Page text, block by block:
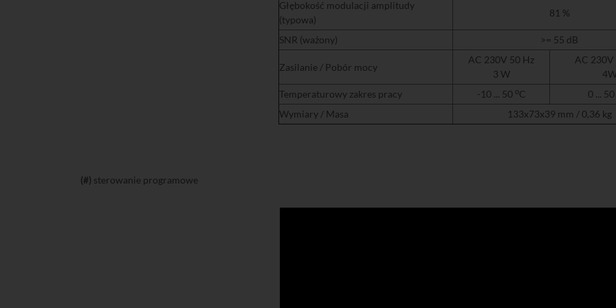
Głębokość modulacji amplitudy
(typowa)
81 %
SNR (ważony) >= 55 dB
Zasilanie / Pobór mocy
AC 230V 50 Hz
3 W
AC 230V
Temperaturowy zakres pracy
-10 ... 50 oC 0 ... 50
Wymiary / Masa
133x73x39 mm / 0,36 kg
(#) sterowanie programowe